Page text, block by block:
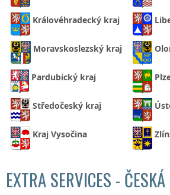
Královéhradecký kraj
Moravskoslezský kraj
Pardubický kraj
Středočeský kraj
Kraj Vysočina
EXTRA SERVICES -